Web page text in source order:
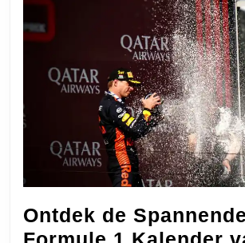
Ontdek de Spannende